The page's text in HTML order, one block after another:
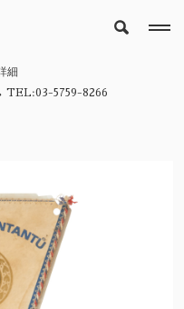
細
TEL:03-5759-8266